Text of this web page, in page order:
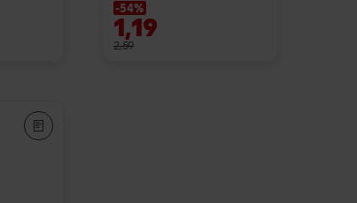
-54%
1,19
2,59